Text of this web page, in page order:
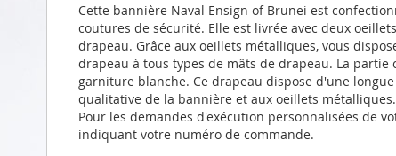
Cette bannière Naval Ensign of Brunei est
coutures de sécurité. Elle est livrée avec deux
drapeau. Grâce aux oeillets métalliques, vous
drapeau à tous types de mâts de drapeau. La
garniture blanche. Ce drapeau dispose d'une
qualitative de la bannière et aux oeillets
Pour les demandes d'exécution personnalisées de
indiquant votre numéro de commande.